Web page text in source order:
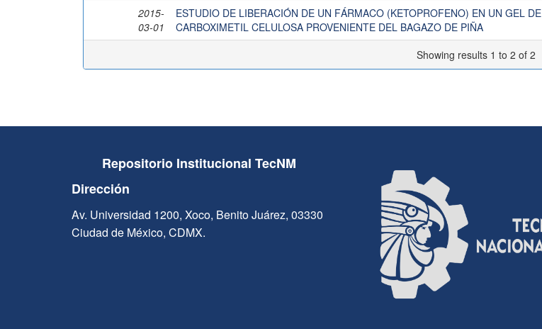
2015-
03-01
ESTUDIO DE LIBERACIÓN DE UN FÁRMACO (KETOPROFENO) EN UN GEL DE
CARBOXIMETIL CELULOSA PROVENIENTE DEL BAGAZO DE PIÑA
Showing results 1 to 2 of 2
Repositorio Institucional TecNM
Dirección
Av. Universidad 1200, Xoco, Benito Juárez, 03330
Ciudad de México, CDMX.